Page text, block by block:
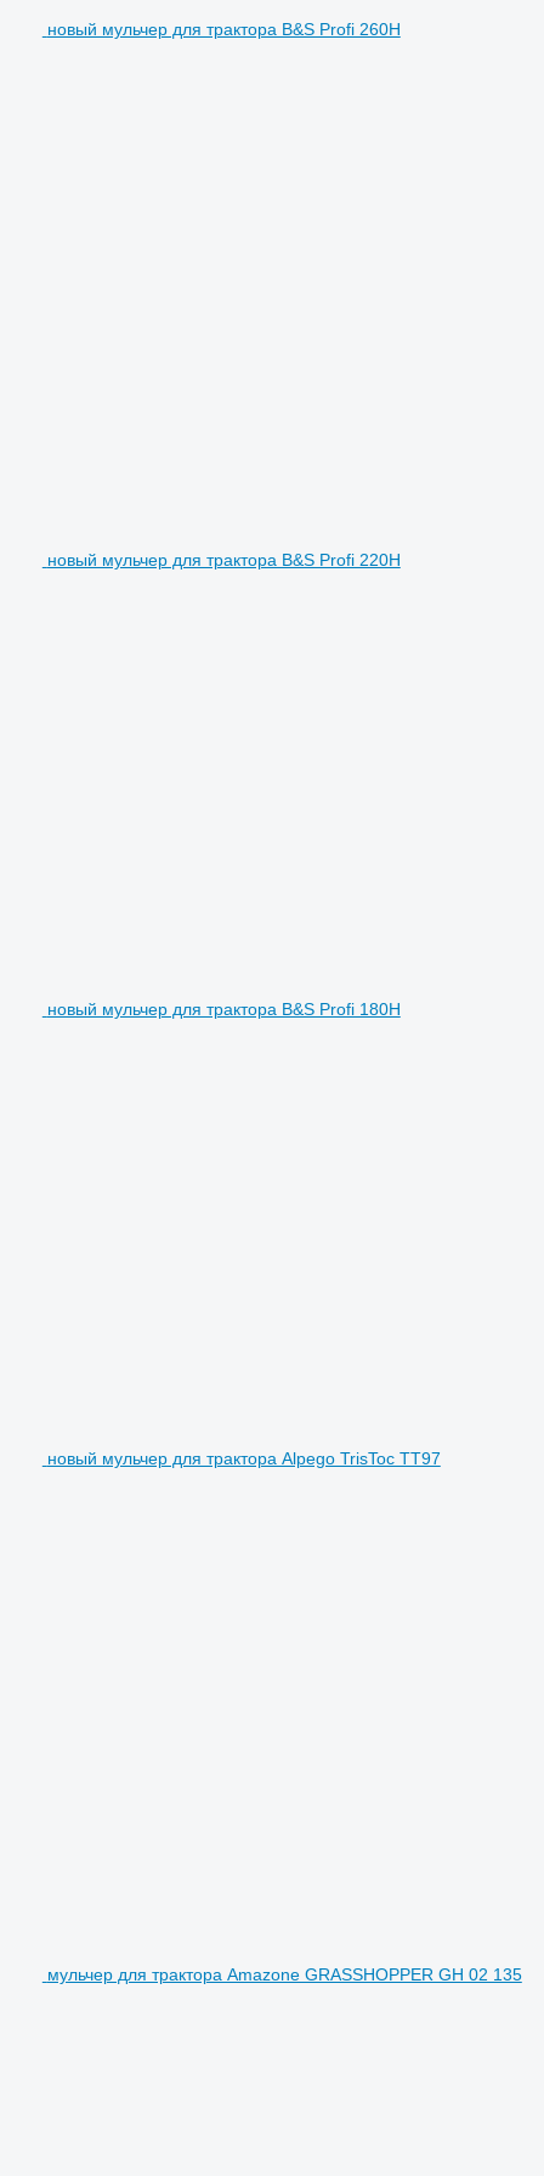
новый мульчер для трактора B&S Profi 260H
новый мульчер для трактора B&S Profi 220H
новый мульчер для трактора B&S Profi 180H
новый мульчер для трактора Alpego TrisToc TT97
мульчер для трактора Amazone GRASSHOPPER GH 02 135